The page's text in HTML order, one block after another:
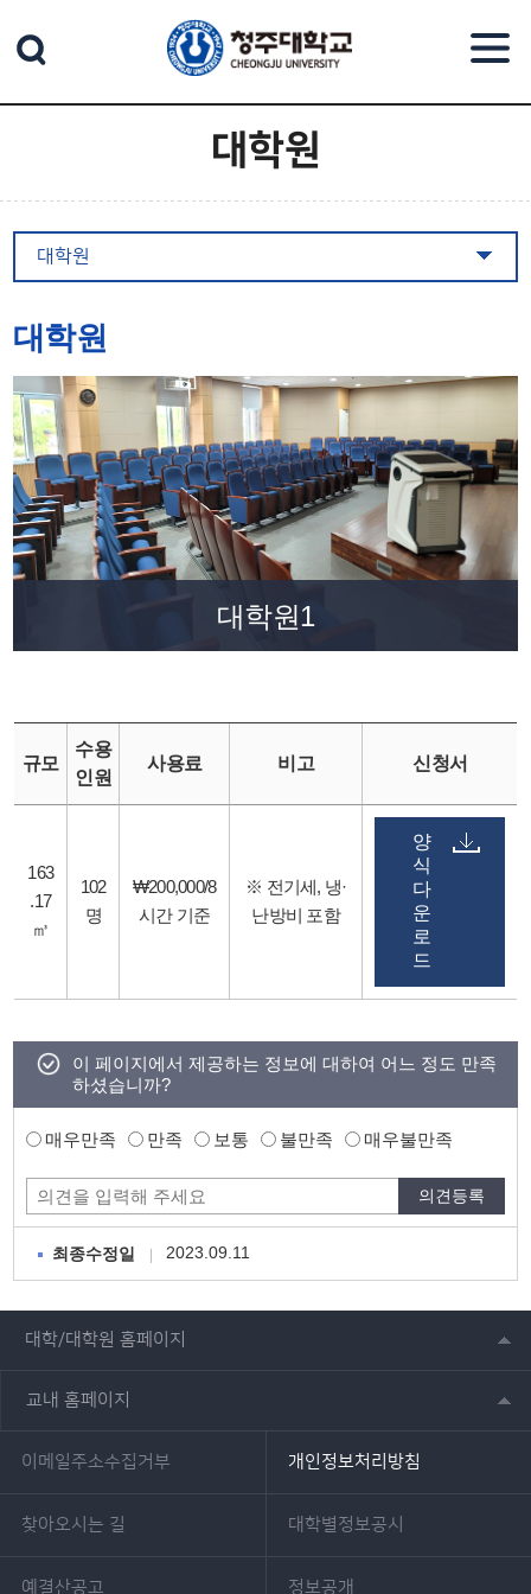
대학원
대학원
대학원
대학원1
규모
수용
인원
사용료 비고 신청서
163
.17
㎥
102
명
₩200,000/8
시간 기준
※ 전기세, 냉·
난방비 포함
양
식
다
운
로
드
이 페이지에서 제공하는 정보에 대하여 어느 정도 만족
하셨습니까?
매우만족 만족 보통 불만족 매우불만족
최종수정일 2023.09.11
대학/대학원 홈페이지
교내 홈페이지
이메일주소수집거부 개인정보처리방침
찾아오시는 길 대학별정보공시
예결산공고 정보공개